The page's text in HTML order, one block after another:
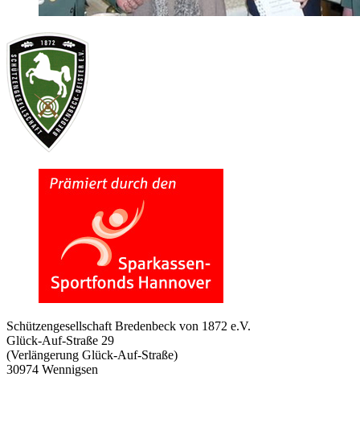
Schützengesellschaft Bredenbeck von 1872 e.V.
Glück-Auf-Straße 29
(Verlängerung Glück-Auf-Straße)
30974 Wennigsen